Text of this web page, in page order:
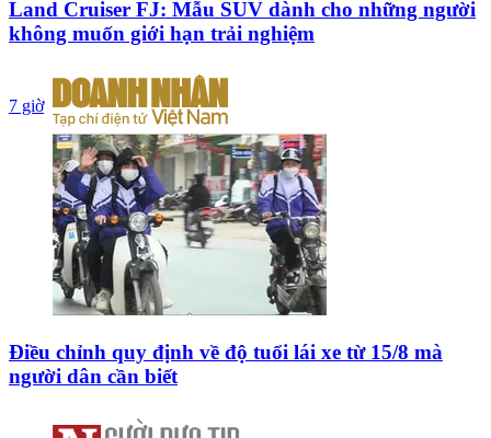
Land Cruiser FJ: Mẫu SUV dành cho những người
không muốn giới hạn trải nghiệm
7 giờ
Điều chỉnh quy định về độ tuổi lái xe từ 15/8 mà
người dân cần biết